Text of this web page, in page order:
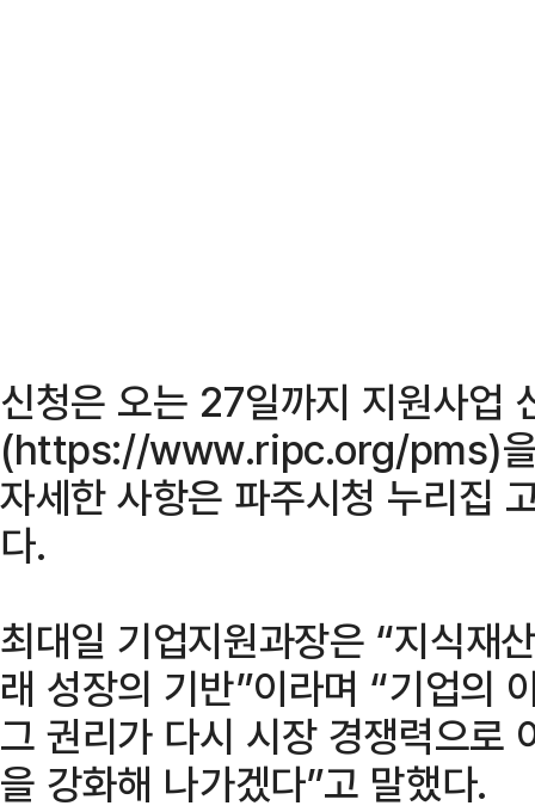
신청은 오는 27일까지 지원사업
(https://www.ripc.org/pms)을
자세한 사항은 파주시청 누리집
다.
최대일 기업지원과장은 “지식재
래 성장의 기반”이라며 “기업의
그 권리가 다시 시장 경쟁력으로
을 강화해 나가겠다”고 말했다.